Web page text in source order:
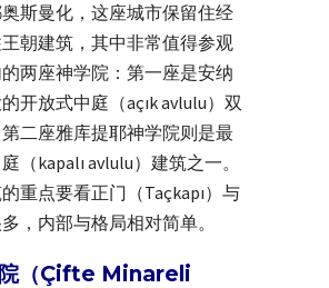
斯曼化，这座城市保留住经
朝建筑，其中非常值得参观
两座神学院：第一座是安纳
开放式中庭（açık avlulu）双
二座雅库提耶神学院则是最
（kapalı avlulu）建筑之一。
重点要看正门（Taçkapı）与
，内部与格局相对简单。
院（Çifte Minareli